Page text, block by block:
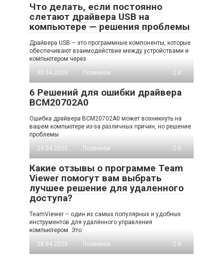
Что делать, если постоянно
слетают драйвера USB на
компьютере — решения проблемы
Драйвера USB – это программные компоненты, которые
обеспечивают взаимодействие между устройствами и
компьютером через
30.04.2025
Полезное 0
6 Решений для ошибки драйвера
BCM20702A0
Ошибка драйвера BCM20702A0 может возникнуть на
вашем компьютере из-за различных причин, но решение
проблемы
29.04.2025
Полезное 0
Какие отзывы о программе Team
Viewer помогут вам выбрать
лучшее решение для удаленного
доступа?
TeamViewer – один из самых популярных и удобных
инструментов для удалённого управления
компьютером. Это
28.04.2025
Полезное 0